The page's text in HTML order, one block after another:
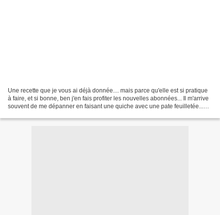
Une recette que je vous ai déjà donnée.... mais parce qu'elle est si pratique
à faire, et si bonne, ben j'en fais profiter les nouvelles abonnées... Il m'arrive
souvent de me dépanner en faisant une quiche avec une pate feuilletée...